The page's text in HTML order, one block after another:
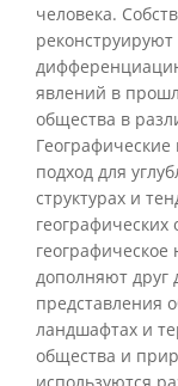
человека.
явлений в
общества в
подход для
структурах и
географических
дополняют друг
представления
ландшафтах и
общества и
используются